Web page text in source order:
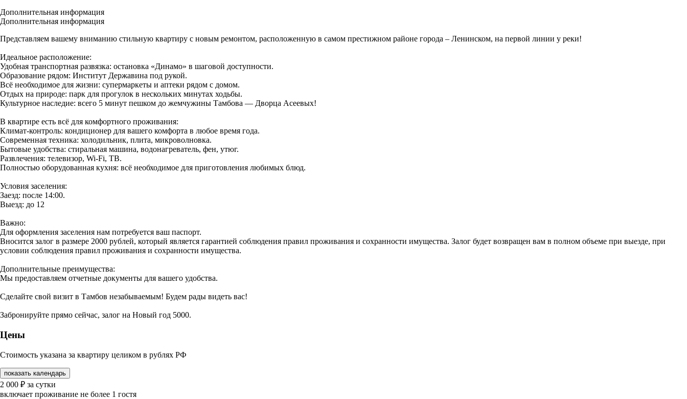
Дополнительная информация
Дополнительная информация
Представляем вашему вниманию стильную квартиру с новым ремонтом, расположенную в самом престижном районе города – Ленинском, на первой линии у реки!
Идеальное расположение:
Удобная транспортная развязка: остановка «Динамо» в шаговой доступности.
Образование рядом: Институт Державина под рукой.
Всё необходимое для жизни: супермаркеты и аптеки рядом с домом.
Отдых на природе: парк для прогулок в нескольких минутах ходьбы.
Культурное наследие: всего 5 минут пешком до жемчужины Тамбова — Дворца Асеевых!
В квартире есть всё для комфортного проживания:
Климат-контроль: кондиционер для вашего комфорта в любое время года.
Современная техника: холодильник, плита, микроволновка.
Бытовые удобства: стиральная машина, водонагреватель, фен, утюг.
Развлечения: телевизор, Wi-Fi, ТВ.
Полностью оборудованная кухня: всё необходимое для приготовления любимых блюд.
Условия заселения:
Заезд: после 14:00.
Выезд: до 12
Важно:
Для оформления заселения нам потребуется ваш паспорт.
Вносится залог в размере 2000 рублей, который является гарантией соблюдения правил проживания и сохранности имущества. Залог будет возвращен вам в полном объеме при выезде, при
условии соблюдения правил проживания и сохранности имущества.
Дополнительные преимущества:
Мы предоставляем отчетные документы для вашего удобства.
Сделайте свой визит в Тамбов незабываемым! Будем рады видеть вас!
Забронируйте прямо сейчас, залог на Новый год 5000.
Цены
Стоимость указана за квартиру целиком в рублях РФ
показать календарь
2 000 ₽ за сутки
включает проживание не более 1 гостя